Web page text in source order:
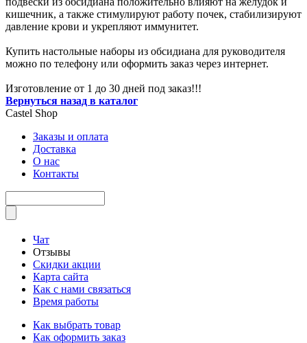
кишечник, а также стимулируют работу почек, стабилизируют
давление крови и укрепляют иммунитет.
Купить настольные наборы из обсидиана для руководителя
можно по телефону или оформить заказ через интернет.
Изготовление от 1 до 30 дней под заказ!!!
Вернуться назад в каталог
Castel Shop
Заказы и оплата
Доставка
О нас
Контакты
Чат
Отзывы
Скидки акции
Карта сайта
Как с нами связаться
Время работы
Как выбрать товар
Как оформить заказ